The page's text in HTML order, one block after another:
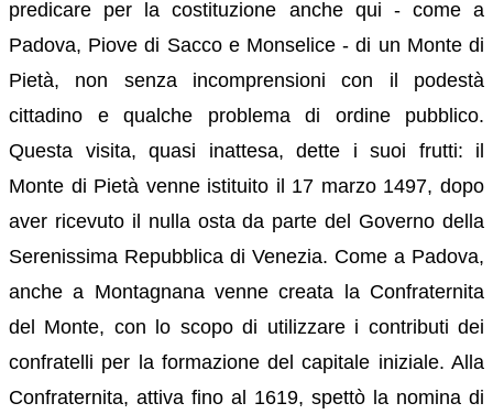
predicare per la costituzione anche qui - come a
Padova, Piove di Sacco e Monselice - di un Monte di
Pietà, non senza incomprensioni con il podestà
cittadino e qualche problema di ordine pubblico.
Questa visita, quasi inattesa, dette i suoi frutti: il
Monte di Pietà venne istituito il 17 marzo 1497, dopo
aver ricevuto il nulla osta da parte del Governo della
Serenissima Repubblica di Venezia. Come a Padova,
anche a Montagnana venne creata la Confraternita
del Monte, con lo scopo di utilizzare i contributi dei
confratelli per la formazione del capitale iniziale. Alla
Confraternita, attiva fino al 1619, spettò la nomina di